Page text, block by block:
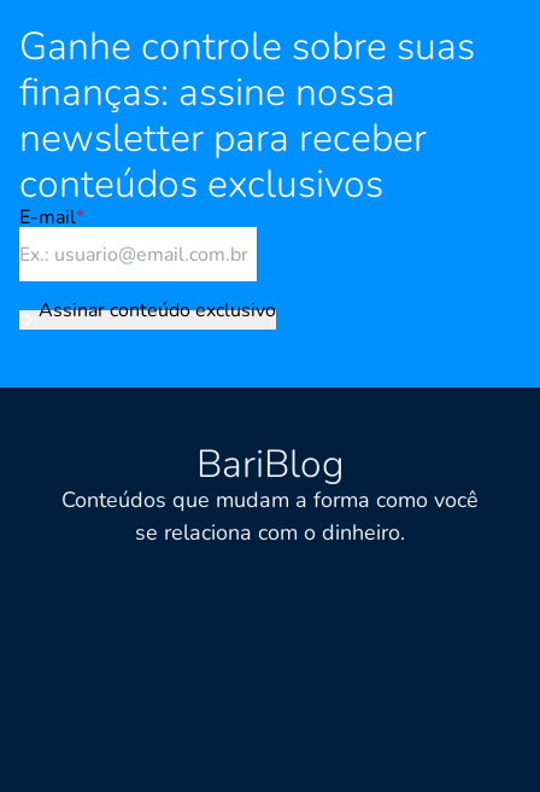
Ganhe controle sobre suas
finanças: assine nossa
newsletter para receber
conteúdos exclusivos
E-mail*
Assinar conteúdo exclusivo
BariBlog
Conteúdos que mudam a forma como você
se relaciona com o dinheiro.